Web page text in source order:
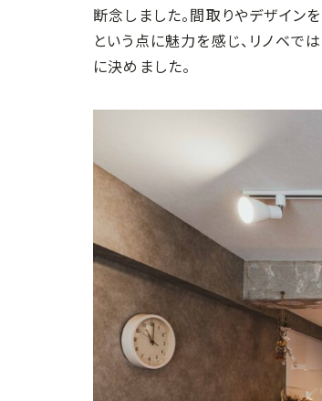
断念しました。間取りやデザイン
という点に魅力を感じ、リノベで
に決めました。